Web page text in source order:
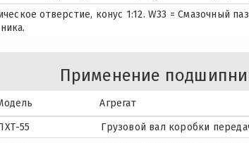
отверстие, конус 1:12. W33 = Смазочный
Применение
Агрегат
55
Грузовой вал коробки